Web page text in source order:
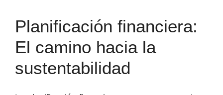
Planificación financiera:
El camino hacia la
sustentabilidad